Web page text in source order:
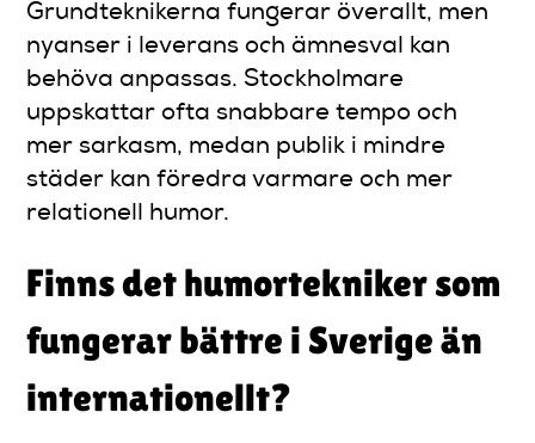
Grundteknikerna fungerar överallt, men
nyanser i leverans och ämnesval kan
behöva anpassas. Stockholmare
uppskattar ofta snabbare tempo och
mer sarkasm, medan publik i mindre
städer kan föredra varmare och mer
relationell humor.
Finns det humortekniker som
fungerar bättre i Sverige än
internationellt?